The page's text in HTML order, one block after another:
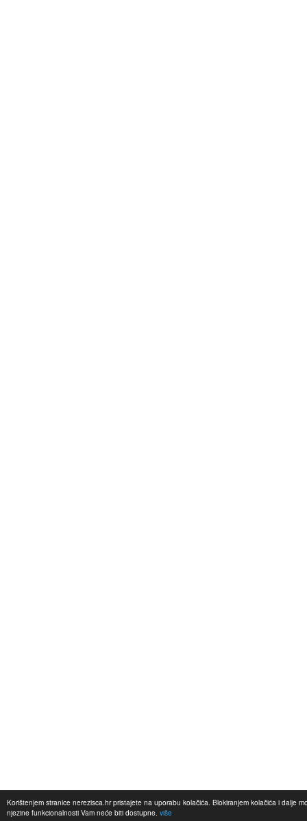
Korištenjem stranice nerezisca.hr pristajete na uporabu kolačića. Blokiranjem kolačića i dalje
njezine funkcionalnosti Vam neće biti dostupne. više